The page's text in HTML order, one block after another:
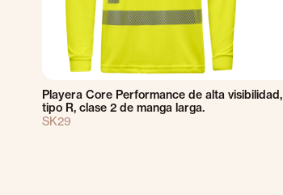
Playera Core Performance de alta visibilidad,
tipo R, clase 2 de manga larga.
SK29